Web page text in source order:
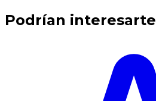
Podrían interesarte